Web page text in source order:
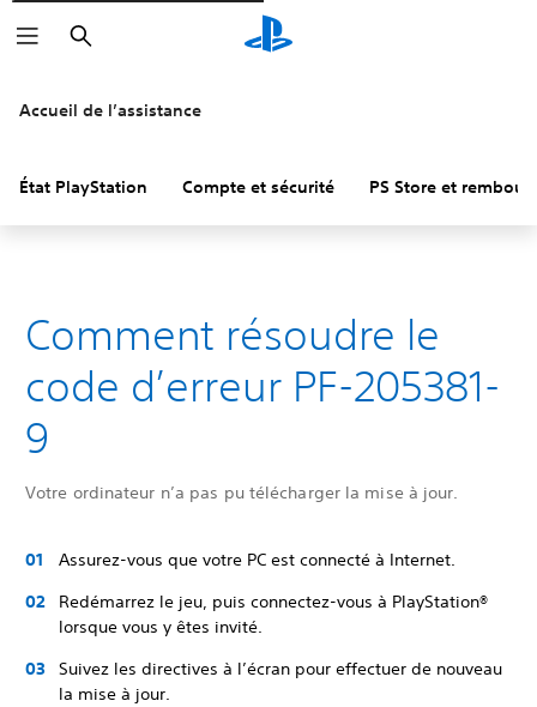
Rechercher
Accueil de l’assistance
État PlayStation Compte et sécurité PS Store et
Comment résoudre le
code d’erreur PF-205381-
9
Votre ordinateur n’a pas pu télécharger la mise à jour.
Assurez-vous que votre PC est connecté à Internet.
Redémarrez le jeu, puis connectez-vous à PlayStation®
lorsque vous y êtes invité.
Suivez les directives à l’écran pour effectuer de nouveau
la mise à jour.